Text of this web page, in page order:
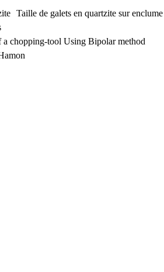
Taille de galets en quartzite sur
chopping-tool Using Bipolar method